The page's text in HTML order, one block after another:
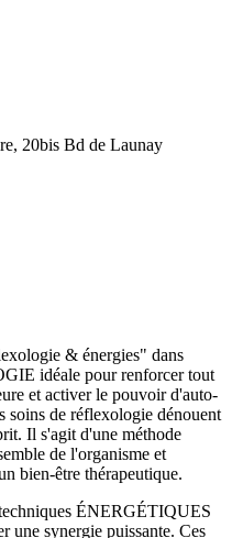
20bis Bd de Launay
& énergies" dans
idéale pour renforcer tout
et activer le pouvoir d'auto-
soins de réflexologie dénouent
Il s'agit d'une méthode
de l'organisme et
bien-être thérapeutique.
ÉNERGÉTIQUES
une synergie puissante. Ces